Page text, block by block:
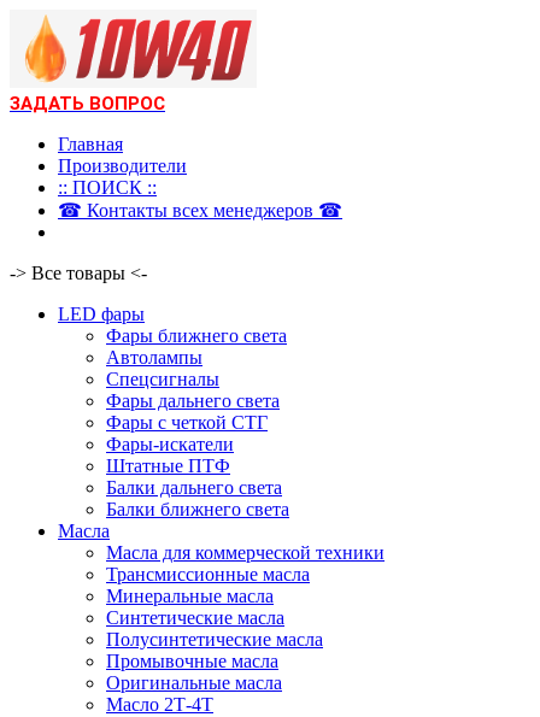
ЗАДАТЬ ВОПРОС
Главная
Производители
:: ПОИСК ::
☎ Контакты всех менеджеров ☎
-> Все товары <-
LED фары
Фары ближнего света
Автолампы
Спецсигналы
Фары дальнего света
Фары с четкой СТГ
Фары-искатели
Штатные ПТФ
Балки дальнего света
Балки ближнего света
Масла
Масла для коммерческой техники
Трансмиссионные масла
Минеральные масла
Синтетические масла
Полусинтетические масла
Промывочные масла
Оригинальные масла
Масло 2Т-4Т